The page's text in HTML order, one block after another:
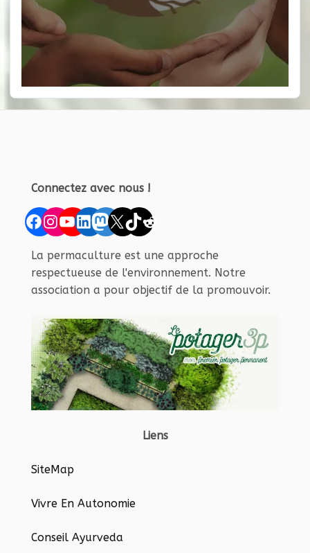
Connectez avec nous !
Facebook
Instagram
YouTube
LinkedIn
Mastodon
X TikTok
Reddit
La permaculture est une approche
respectueuse de l'environnement. Notre
association a pour objectif de la promouvoir.
Liens
SiteMap
Vivre En Autonomie
Conseil Ayurveda